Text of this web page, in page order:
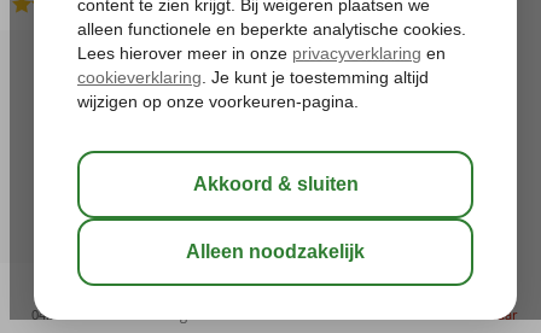
Logies en ontbijt-Hotel
04:50 bewaar